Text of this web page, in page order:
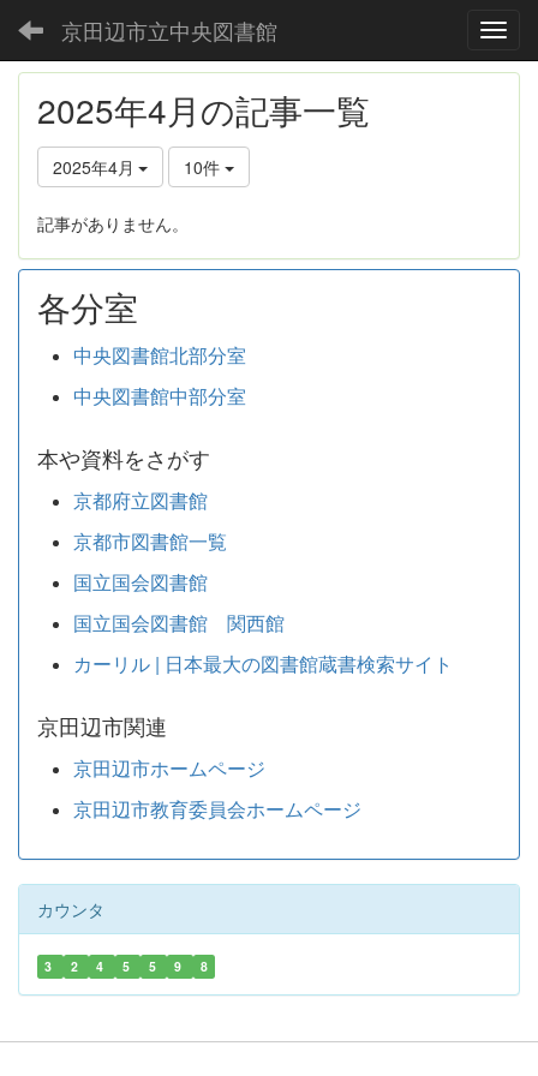
京田辺市立中央図書館
2025年4月の記事一覧
2025年4月 10件
記事がありません。
各分室
中央図書館北部分室
中央図書館中部分室
本や資料をさがす
京都府立図書館
京都市図書館一覧
国立国会図書館
国立国会図書館 関西館
カーリル | 日本最大の図書館蔵書検索サイト
京田辺市関連
京田辺市ホームページ
京田辺市教育委員会ホームページ
カウンタ
3 2 4 5 5 9 8